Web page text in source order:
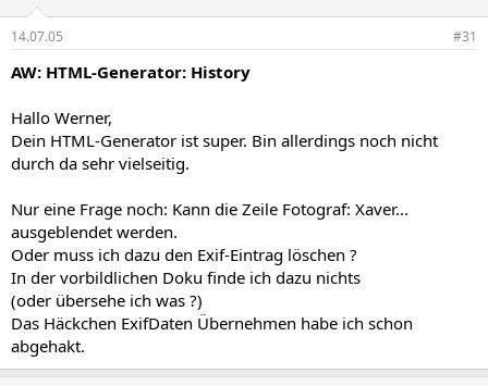
14.07.05 #31
AW: HTML-Generator: History
Hallo Werner,
Dein HTML-Generator ist super. Bin allerdings noch nicht
durch da sehr vielseitig.
Nur eine Frage noch: Kann die Zeile Fotograf: Xaver...
ausgeblendet werden.
Oder muss ich dazu den Exif-Eintrag löschen ?
In der vorbildlichen Doku finde ich dazu nichts
(oder übersehe ich was ?)
Das Häckchen ExifDaten Übernehmen habe ich schon
abgehakt.